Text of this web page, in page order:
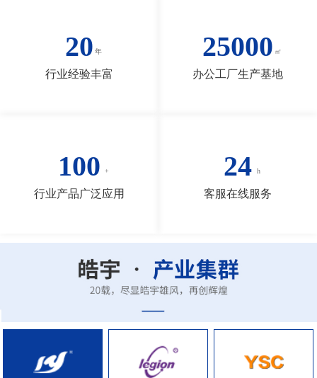
20
行业经验丰富
25000
办公工厂生产基地
100
行业产品广泛应用
24
客服在线服务